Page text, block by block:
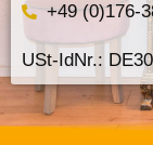
+49 (0)176-
USt-IdNr.: